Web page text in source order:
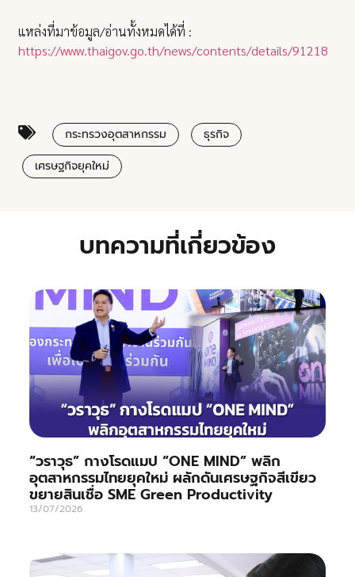
แหล่งที่มาข้อมูล/อ่านทั้งหมดได้ที่ :
https://www.thaigov.go.th/news/contents/details/91218
กระทรวงอุตสาหกรรม
ธุรกิจ
เศรษฐกิจยุคใหม่
บทความที่เกี่ยวข้อง
“วราวุธ” กางโรดแมป “ONE MIND” พลิก
อุตสาหกรรมไทยยุคใหม่ ผลักดันเศรษฐกิจสีเขียว
ขยายสินเชื่อ SME Green Productivity
13/07/2026